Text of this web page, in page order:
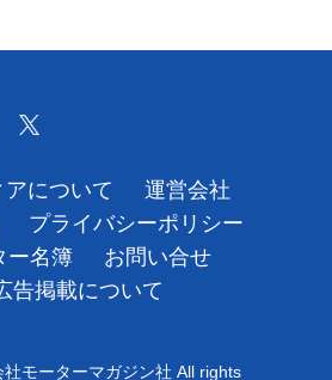
について
運営会社
プライバシーポリシー
ー名簿
お問い合せ
告掲載について
モーターマガジン社 All rights